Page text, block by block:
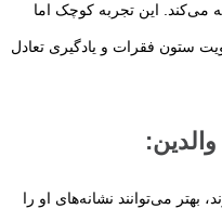
می‌کند. این تجربه کوچک اما
ستون فقرات و یادگیری تعادل
:
بهتر می‌توانند نشانه‌های او را